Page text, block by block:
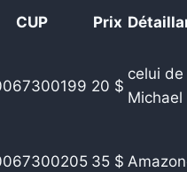
CUP Prix
20 $
celui de
Michael
35 $